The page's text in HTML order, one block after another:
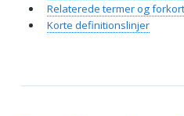
Relaterede termer og
Korte definitionslinjer